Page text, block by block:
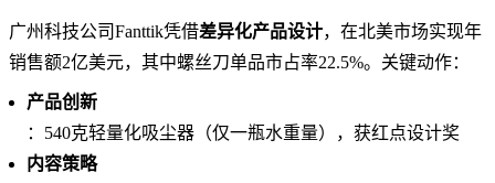
广州科技公司Fanttik凭借差异化产品设计，在北美市场实现年
销售额2亿美元，其中螺丝刀单品市占率22.5%。关键动作：
产品创新
：540克轻量化吸尘器（仅一瓶水重量），获红点设计奖
内容策略